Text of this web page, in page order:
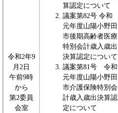
令和2年9
月2日
午前9時
から
第2委員
会室
算認定について
議案第82号 令和
元年度山陽小野田
市後期高齢者医療
特別会計歳入歳出
決算認定について
議案第81号 令和
元年度山陽小野田
市介護保険特別会
計歳入歳出決算認
定について